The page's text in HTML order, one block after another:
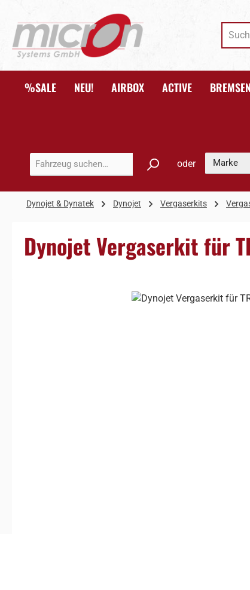
Zur Hauptnavigation springen
%SALE NEU! AIRBOX ACTIVE BREMSEN
oder
Dynojet & Dynatek Dynojet Vergaserkits
Dynojet Vergaserkit für
Bildergalerie überspringen